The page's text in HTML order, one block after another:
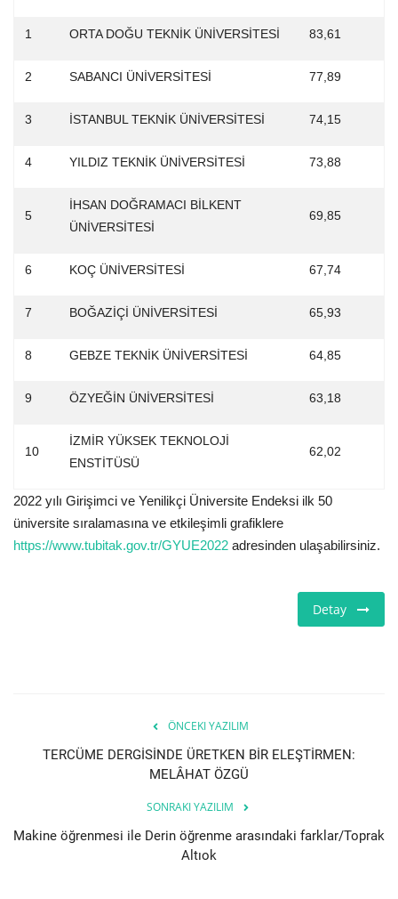
1 ORTA DOĞU TEKNİK ÜNİVERSİTESİ 83,61
2 SABANCI ÜNİVERSİTESİ 77,89
3 İSTANBUL TEKNİK ÜNİVERSİTESİ 74,15
4 YILDIZ TEKNİK ÜNİVERSİTESİ 73,88
5
İHSAN DOĞRAMACI BİLKENT
ÜNİVERSİTESİ
69,85
6 KOÇ ÜNİVERSİTESİ 67,74
7 BOĞAZİÇİ ÜNİVERSİTESİ 65,93
8 GEBZE TEKNİK ÜNİVERSİTESİ 64,85
9 ÖZYEĞİN ÜNİVERSİTESİ 63,18
10
İZMİR YÜKSEK TEKNOLOJİ
ENSTİTÜSÜ
62,02
2022 yılı Girişimci ve Yenilikçi Üniversite Endeksi ilk 50
üniversite sıralamasına ve etkileşimli grafiklere
https://www.tubitak.gov.tr/GYUE2022 adresinden ulaşabilirsiniz.
Detay
ÖNCEKI YAZILIM
TERCÜME DERGİSİNDE ÜRETKEN BİR ELEŞTİRMEN:
MELÂHAT ÖZGÜ
SONRAKI YAZILIM
Makine öğrenmesi ile Derin öğrenme arasındaki farklar/Toprak
Altıok